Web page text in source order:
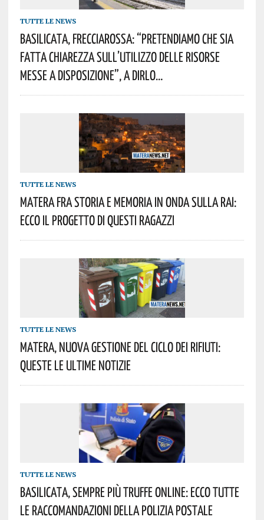
TUTTE LE NEWS
Basilicata, Frecciarossa: “pretendiamo Che Sia
Fatta Chiarezza Sull’utilizzo Delle Risorse
Messe A Disposizione”, A Dirlo…
TUTTE LE NEWS
Matera Fra Storia E Memoria In Onda Sulla Rai:
Ecco Il Progetto Di Questi Ragazzi
TUTTE LE NEWS
Matera, Nuova Gestione Del Ciclo Dei Rifiuti:
Queste Le Ultime Notizie
TUTTE LE NEWS
Basilicata, Sempre Più Truffe Online: Ecco Tutte
Le Raccomandazioni Della Polizia Postale